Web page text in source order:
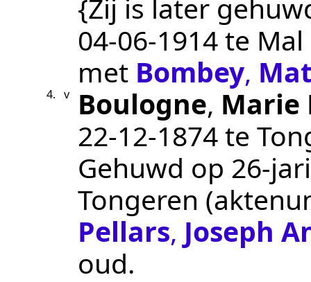
{Zij is later
04‑06‑1914te Mal
met Bombey,
4. v Boulogne, Marie
22‑12‑1874te
Gehuwd op 26-
Tongeren
Pellars, Joseph
oud.